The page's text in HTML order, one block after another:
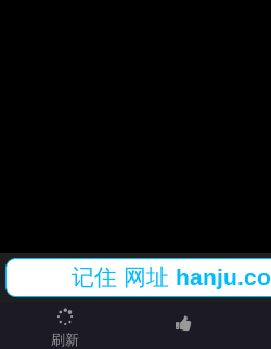
记住 网址 hanju.co
刷新